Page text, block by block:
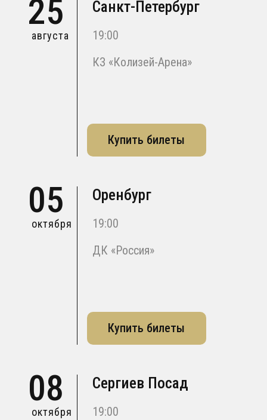
25
05
октября
08
октября
августа
Санкт-Петербург
19:00
КЗ «Колизей-Арена»
Сергиев Посад
19:00
Оренбург
19:00
ДК «Россия»
Купить билеты
Купить билеты